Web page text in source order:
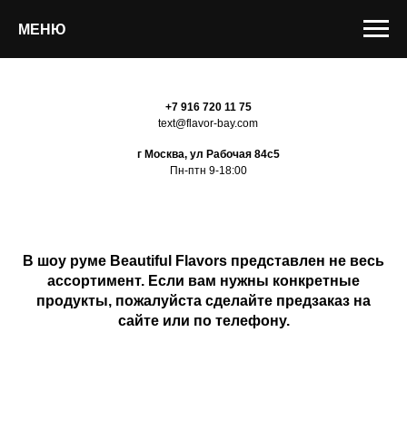
МЕНЮ
+7 916 720 11 75
text@flavor-bay.com
г Москва, ул Рабочая 84с5
Пн-птн 9-18:00
В шоу руме Beautiful Flavors представлен не весь
ассортимент. Если вам нужны конкретные
продукты, пожалуйста сделайте предзаказ на
сайте или по телефону.